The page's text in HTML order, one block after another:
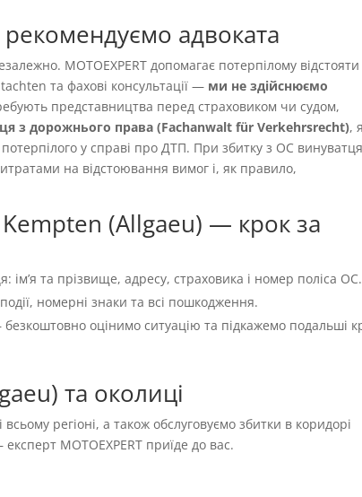
адвоката
MOTOEXPERT допомагає потерпілому відстояти
та фахові консультації — ми не здійснюємо
представництва перед страховиком чи судом,
з дорожнього права (Fachanwalt für Verkehrsrecht),
у справі про ДТП. При збитку з OC
на відстоювання вимог і, як правило,
(Allgaeu) — крок за
імʼя та прізвище, адресу, страховика і номер поліса OC.
номерні знаки та всі пошкодження.
оцінимо ситуацію та підкажемо подальші
та околиці
регіоні, а також обслуговуємо збитки в коридорі
MOTOEXPERT приїде до вас.